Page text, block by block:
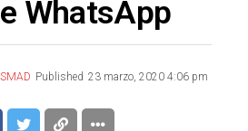
WhatsApp
Published 23 marzo, 2020 4:06 pm